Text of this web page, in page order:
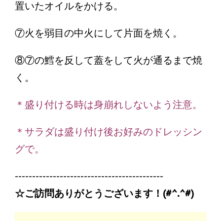
置いたオイルをかける。
⑦火を弱目の中火にして片面を焼く。
⑧⑦の鱈を反して蓋をして火が通るまで焼
く。
＊盛り付ける時は身崩れしないよう注意。
＊サラダは盛り付け後お好みのドレッシン
グで。
-------------------------------------------
☆ご訪問ありがとうございます！(#^.^#)